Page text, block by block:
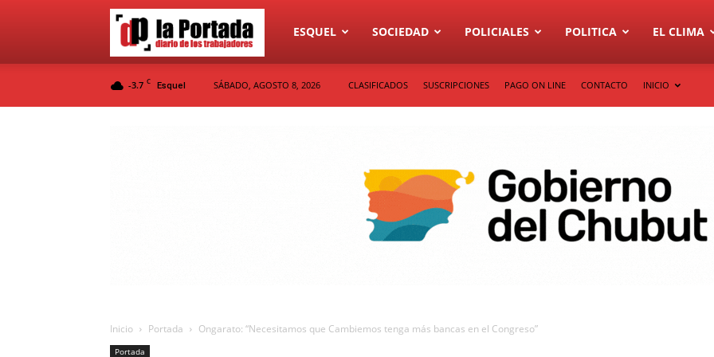
Diario
ESQUEL SOCIEDAD POLICIALES POLITICA EL CLIMA
-3.7 C Esquel SÁBADO, AGOSTO 8, 2026 CLASIFICADOS SUSCRIPCIONES PAGO ON LINE CONTACTO INICIO
Inicio Portada Ongarato: “Necesitamos que Cambiemos tenga más bancas en el Congreso”
Portada